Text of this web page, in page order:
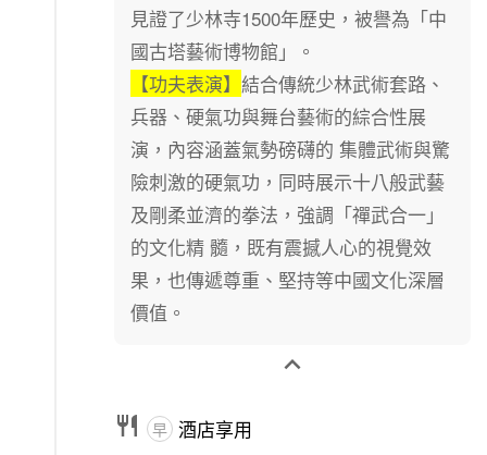
見證了少林寺1500年歷史，被譽為「中
國古塔藝術博物館」。
【功夫表演】 結合傳統少林武術套路、
兵器、硬氣功與舞台藝術的綜合性展
演，內容涵蓋氣勢磅礴的 集體武術與驚
險刺激的硬氣功，同時展示十八般武藝
及剛柔並濟的拳法，強調「禪武合一」
的文化精 髓，既有震撼人心的視覺效
果，也傳遞尊重、堅持等中國文化深層
價值。

 早 酒店享用